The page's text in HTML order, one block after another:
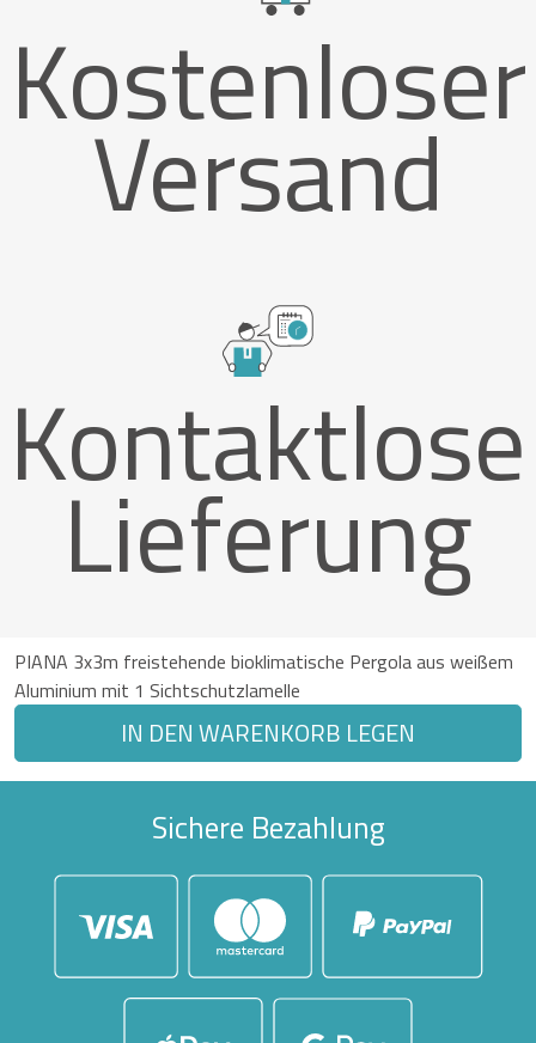
Kostenloser
Versand
Kontaktlose
Lieferung
PIANA 3x3m freistehende bioklimatische Pergola aus weißem
Aluminium mit 1 Sichtschutzlamelle
IN DEN WARENKORB LEGEN
Sichere Bezahlung